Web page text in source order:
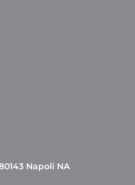
Napoli NA